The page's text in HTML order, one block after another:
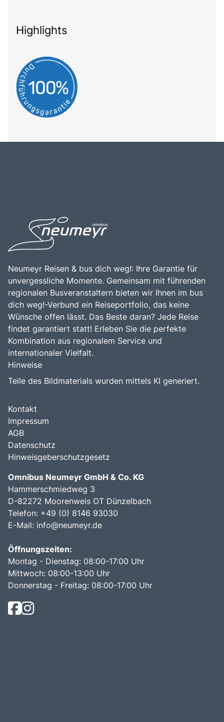
Highlights
Neumeyr Reisen & bus dich weg!: Ihre Garantie für
unvergessliche Momente. Gemeinsam mit führenden
regionalen Busveranstaltern bieten wir Ihnen im bus
dich weg!-Verbund ein Reiseportfolio, das keine
Wünsche offen lässt. Das Beste daran? Jede Reise
findet garantiert statt! Erleben Sie die perfekte
Kombination aus regionalem Service und
internationaler Vielfalt.
Hinweise
Teile des Bildmaterials wurden mittels KI generiert.
Kontakt
Impressum
AGB
Datenschutz
Hinweisgeberschutzgesetz
Omnibus Neumeyr GmbH & Co. KG
Hammerschmiedweg 3
D-82272 Moorenweis OT Dünzelbach
Telefon: +49 (0) 8146 93030
E-Mail: info@neumeyr.de
Öffnungszeiten:
Montag - Dienstag: 08:00-17:00 Uhr
Mittwoch: 08:00-13:00 Uhr
Donnerstag - Freitag: 08:00-17:00 Uhr